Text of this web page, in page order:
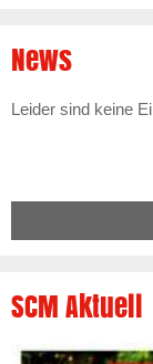
News
Leider sind keine
SCM Aktuell